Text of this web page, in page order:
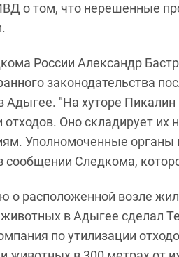
о том, что нерешенные
России Александр
законодательства
Адыгее. "На хуторе
отходов. Оно складирует
Уполномоченные
сообщении Следкома,
о расположенной возле
в Адыгее сделал
по утилизации